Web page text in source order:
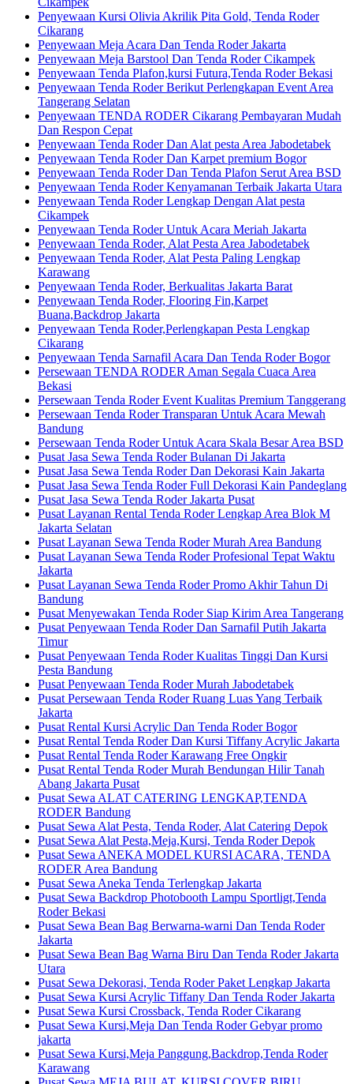
Penyewaan Kursi Olivia Akrilik Pita Gold, Tenda Roder
Cikarang
Penyewaan Meja Acara Dan Tenda Roder Jakarta
Penyewaan Meja Barstool Dan Tenda Roder Cikampek
Penyewaan Tenda Plafon,kursi Futura,Tenda Roder Bekasi
Penyewaan Tenda Roder Berikut Perlengkapan Event Area
Tangerang Selatan
Penyewaan TENDA RODER Cikarang Pembayaran Mudah
Dan Respon Cepat
Penyewaan Tenda Roder Dan Alat pesta Area Jabodetabek
Penyewaan Tenda Roder Dan Karpet premium Bogor
Penyewaan Tenda Roder Dan Tenda Plafon Serut Area BSD
Penyewaan Tenda Roder Kenyamanan Terbaik Jakarta Utara
Penyewaan Tenda Roder Lengkap Dengan Alat pesta
Cikampek
Penyewaan Tenda Roder Untuk Acara Meriah Jakarta
Penyewaan Tenda Roder, Alat Pesta Area Jabodetabek
Penyewaan Tenda Roder, Alat Pesta Paling Lengkap
Karawang
Penyewaan Tenda Roder, Berkualitas Jakarta Barat
Penyewaan Tenda Roder, Flooring Fin,Karpet
Buana,Backdrop Jakarta
Penyewaan Tenda Roder,Perlengkapan Pesta Lengkap
Cikarang
Penyewaan Tenda Sarnafil Acara Dan Tenda Roder Bogor
Persewaan TENDA RODER Aman Segala Cuaca Area
Bekasi
Persewaan Tenda Roder Event Kualitas Premium Tanggerang
Persewaan Tenda Roder Transparan Untuk Acara Mewah
Bandung
Persewaan Tenda Roder Untuk Acara Skala Besar Area BSD
Pusat Jasa Sewa Tenda Roder Bulanan Di Jakarta
Pusat Jasa Sewa Tenda Roder Dan Dekorasi Kain Jakarta
Pusat Jasa Sewa Tenda Roder Full Dekorasi Kain Pandeglang
Pusat Jasa Sewa Tenda Roder Jakarta Pusat
Pusat Layanan Rental Tenda Roder Lengkap Area Blok M
Jakarta Selatan
Pusat Layanan Sewa Tenda Roder Murah Area Bandung
Pusat Layanan Sewa Tenda Roder Profesional Tepat Waktu
Jakarta
Pusat Layanan Sewa Tenda Roder Promo Akhir Tahun Di
Bandung
Pusat Menyewakan Tenda Roder Siap Kirim Area Tangerang
Pusat Penyewaan Tenda Roder Dan Sarnafil Putih Jakarta
Timur
Pusat Penyewaan Tenda Roder Kualitas Tinggi Dan Kursi
Pesta Bandung
Pusat Penyewaan Tenda Roder Murah Jabodetabek
Pusat Persewaan Tenda Roder Ruang Luas Yang Terbaik
Jakarta
Pusat Rental Kursi Acrylic Dan Tenda Roder Bogor
Pusat Rental Tenda Roder Dan Kursi Tiffany Acrylic Jakarta
Pusat Rental Tenda Roder Karawang Free Ongkir
Pusat Rental Tenda Roder Murah Bendungan Hilir Tanah
Abang Jakarta Pusat
Pusat Sewa ALAT CATERING LENGKAP,TENDA
RODER Bandung
Pusat Sewa Alat Pesta, Tenda Roder, Alat Catering Depok
Pusat Sewa Alat Pesta,Meja,Kursi, Tenda Roder Depok
Pusat Sewa ANEKA MODEL KURSI ACARA, TENDA
RODER Area Bandung
Pusat Sewa Aneka Tenda Terlengkap Jakarta
Pusat Sewa Backdrop Photobooth Lampu Sportligt,Tenda
Roder Bekasi
Pusat Sewa Bean Bag Berwarna-warni Dan Tenda Roder
Jakarta
Pusat Sewa Bean Bag Warna Biru Dan Tenda Roder Jakarta
Utara
Pusat Sewa Dekorasi, Tenda Roder Paket Lengkap Jakarta
Pusat Sewa Kursi Acrylic Tiffany Dan Tenda Roder Jakarta
Pusat Sewa Kursi Crossback, Tenda Roder Cikarang
Pusat Sewa Kursi,Meja Dan Tenda Roder Gebyar promo
jakarta
Pusat Sewa Kursi,Meja Panggung,Backdrop,Tenda Roder
Karawang